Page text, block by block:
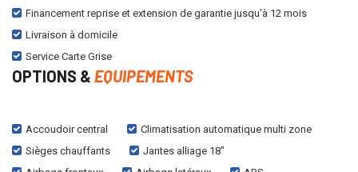
Financement reprise et extension de garantie jusqu'à 12 mois
Livraison à domicile
Service Carte Grise
OPTIONS & EQUIPEMENTS
Accoudoir central
Climatisation automatique multi zone
Sièges chauffants
Jantes alliage 18"